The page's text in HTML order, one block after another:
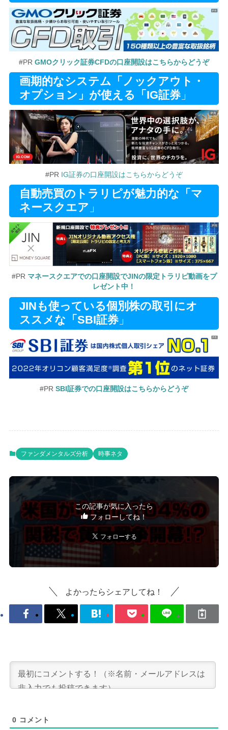
#PR GMOクリック証券CFDの口座開設はこちらからどうぞ
画期的なシステム「ノックアウト・
オプション」が使える「IG証券」
#PR IG証券の口座開設はこちらからどうぞ
自動売買のトラリピが魅力的な「マ
ネースクエア 」
#PR マネースクエアでの口座開設でJINの限定トラリピ動画をプ
レゼント中！
JINも使っている個別株の取引にオ
ススメな「SBI証券」
#PR SBI証券での口座開設はこちらからどうぞ
ファンダメンタルズ分析 時事ネタ
この記事が気に入ったら
フォローしてね！
よかったらシェアしてね！
0 コメント